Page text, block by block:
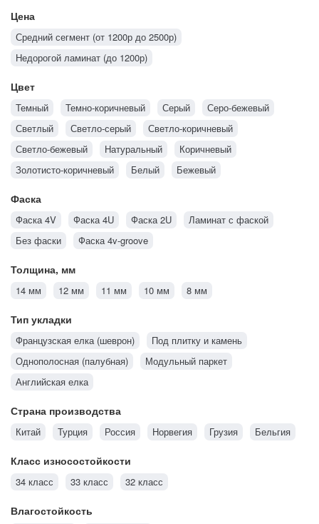
Цена
Средний сегмент (от 1200р до 2500р)
Недорогой ламинат (до 1200р)
Цвет
Темный Темно-коричневый Серый
Серо-бежевый
Светлый
Светло-серый
Светло-коричневый
Светло-бежевый
Натуральный
Коричневый
Золотисто-коричневый
Белый Бежевый
Фаска
Фаска 4V Фаска 4U Фаска 2U
Ламинат с фаской
Без фаски
Фаска 4v-groove
Толщина, мм
14 мм 12 мм 11 мм 10 мм 8 мм
Тип укладки
Французская елка (шеврон)
Под плитку и камень
Однополосная (палубная)
Модульный паркет
Английская елка
Страна производства
Китай Турция Россия Норвегия Грузия Бельгия
Класс износостойкости
34 класс 33 класс 32 класс
Влагостойкость